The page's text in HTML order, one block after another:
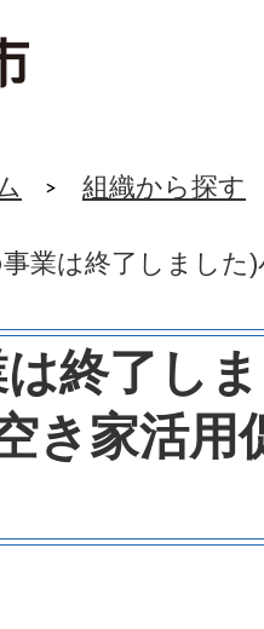
組織から探す
業は終了しました
終了し
き家活用